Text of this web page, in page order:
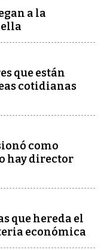
a la
que están
cotidianas
como
hay director
que hereda el
económica